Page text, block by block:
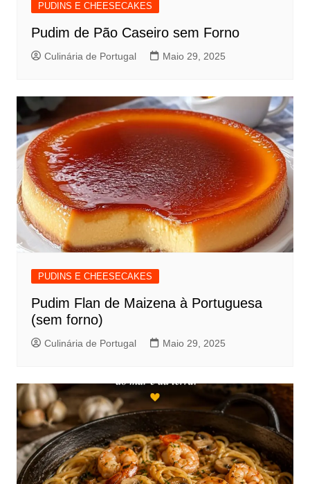
PUDINS E CHEESECAKES
Pudim de Pão Caseiro sem Forno
Culinária de Portugal Maio 29, 2025
PUDINS E CHEESECAKES
Pudim Flan de Maizena à Portuguesa
(sem forno)
Culinária de Portugal Maio 29, 2025